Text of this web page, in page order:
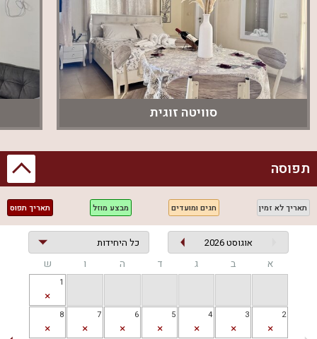
אירועים ואטרקציות באזור
זריחה בכנרת מתאים לאירועים בתיאום מראש ואינו מאפשר מסיבות
רועשות, מה שמבטיח לכם חוויה פרטית ורגועה. בקרבת המקום
תמצאו אטרקציות מגוונות כמו טיולי טרקטורונים, סוסים, אופניים
וג'יפים, לצד מסלולי הליכה בטבע הפסטורלי של הגליל.
להזמין ארוחות שף או חצי פנסיון בתיאום מראש ובתוספת תשלום.
הכניסה החל מהשעה 15:00 והיציאה בשעה 11:00, כאשר בשבתות
הזמינו עכשיו את החופשה המושלמת שלכם בזריחה בכנרת ותיהנו
מחוויית נופש יוקרתית ומפנקת.
מקום אירוח זריחה בכנרת מפרסם באתר ריזורט מתאריך
סוויטה זוגית
תפוסה
תאריך לא זמין חגים ומועדים מבצע מוזל תאריך תפוס
אוגוסט 2026
א ב ג ד ה ו ש
1
2
3
4
5
6
7
8